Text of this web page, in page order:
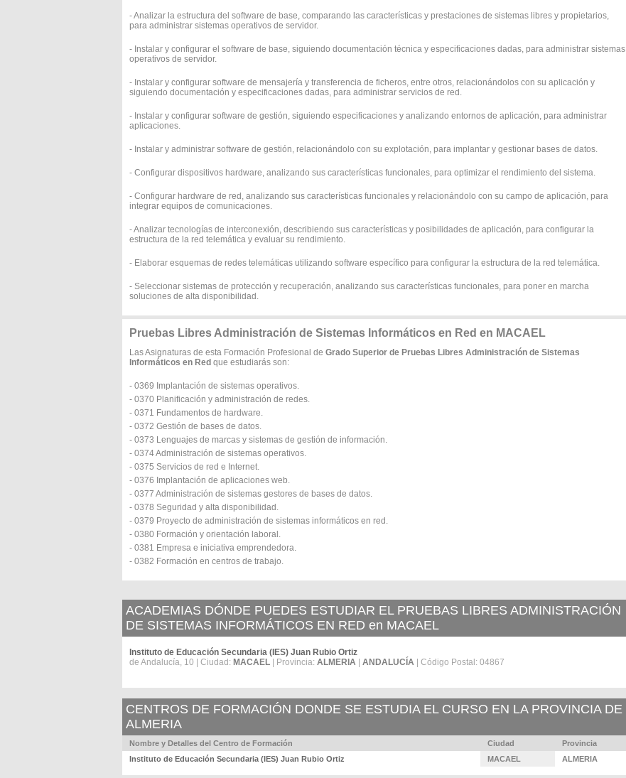
- Analizar la estructura del software de base, comparando las características y prestaciones de sistemas libres y propietarios,
para administrar sistemas operativos de servidor.
- Instalar y configurar el software de base, siguiendo documentación técnica y especificaciones dadas, para administrar sistemas
operativos de servidor.
- Instalar y configurar software de mensajería y transferencia de ficheros, entre otros, relacionándolos con su aplicación y
siguiendo documentación y especificaciones dadas, para administrar servicios de red.
- Instalar y configurar software de gestión, siguiendo especificaciones y analizando entornos de aplicación, para administrar
aplicaciones.
- Instalar y administrar software de gestión, relacionándolo con su explotación, para implantar y gestionar bases de datos.
- Configurar dispositivos hardware, analizando sus características funcionales, para optimizar el rendimiento del sistema.
- Configurar hardware de red, analizando sus características funcionales y relacionándolo con su campo de aplicación, para
integrar equipos de comunicaciones.
- Analizar tecnologías de interconexión, describiendo sus características y posibilidades de aplicación, para configurar la
estructura de la red telemática y evaluar su rendimiento.
- Elaborar esquemas de redes telemáticas utilizando software específico para configurar la estructura de la red telemática.
- Seleccionar sistemas de protección y recuperación, analizando sus características funcionales, para poner en marcha
soluciones de alta disponibilidad.
Pruebas Libres Administración de Sistemas Informáticos en Red en MACAEL
Las Asignaturas de esta Formación Profesional de Grado Superior de Pruebas Libres Administración de Sistemas
Informáticos en Red que estudiarás son:
- 0369 Implantación de sistemas operativos.
- 0370 Planificación y administración de redes.
- 0371 Fundamentos de hardware.
- 0372 Gestión de bases de datos.
- 0373 Lenguajes de marcas y sistemas de gestión de información.
- 0374 Administración de sistemas operativos.
- 0375 Servicios de red e Internet.
- 0376 Implantación de aplicaciones web.
- 0377 Administración de sistemas gestores de bases de datos.
- 0378 Seguridad y alta disponibilidad.
- 0379 Proyecto de administración de sistemas informáticos en red.
- 0380 Formación y orientación laboral.
- 0381 Empresa e iniciativa emprendedora.
- 0382 Formación en centros de trabajo.
ACADEMIAS DÓNDE PUEDES ESTUDIAR EL PRUEBAS LIBRES ADMINISTRACIÓN
DE SISTEMAS INFORMÁTICOS EN RED en MACAEL
Instituto de Educación Secundaria (IES) Juan Rubio Ortiz
de Andalucía, 10 | Ciudad: MACAEL | Provincia: ALMERIA ANDALUCÍA | Código Postal: 04867
CENTROS DE FORMACIÓN DONDE SE ESTUDIA EL CURSO EN LA PROVINCIA DE
ALMERIA
Nombre y Detalles del Centro de Formación Ciudad
Provincia
Instituto de Educación Secundaria (IES) Juan Rubio Ortiz
MACAEL ALMERIA